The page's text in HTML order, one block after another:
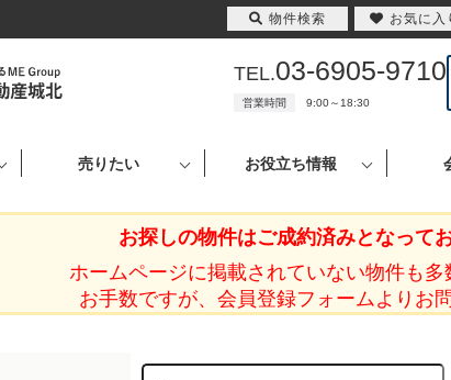
TEL.03-6905-9710
営業時間 9:00～18:30
売りたい お役立ち情報
お探しの物件はご成約済みとなってお
ホームページに掲載されていない物件も多
お手数ですが、会員登録フォームよりお
物件検索 お気に入